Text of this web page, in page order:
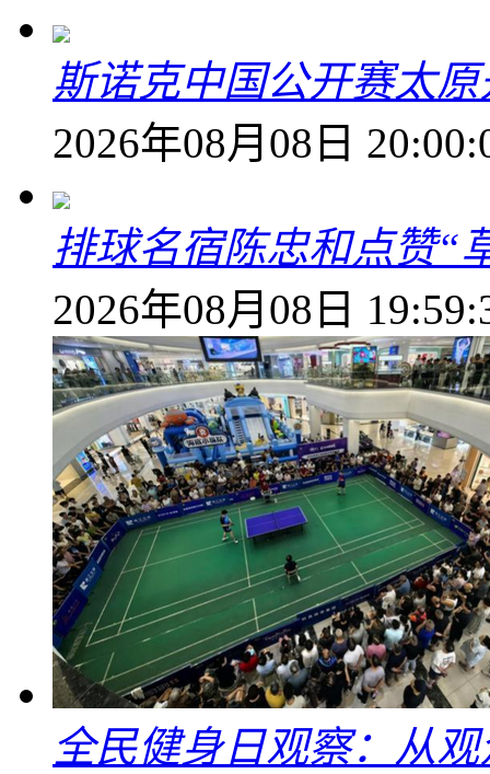
斯诺克中国公开赛太
2026年08月08日
排球名宿陈忠和点赞“
2026年08月08日
全民健身日观察：从